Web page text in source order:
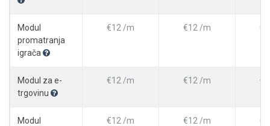
Modul
promatranja
igrača
€12 /m €12 /m
Modul za e-
trgovinu
€12 /m €12 /m
Modul
€12 /m €12 /m